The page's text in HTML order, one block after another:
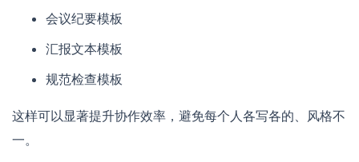
会议纪要模板
汇报文本模板
规范检查模板
这样可以显著提升协作效率，避免每个人各写各的、风格不
一。